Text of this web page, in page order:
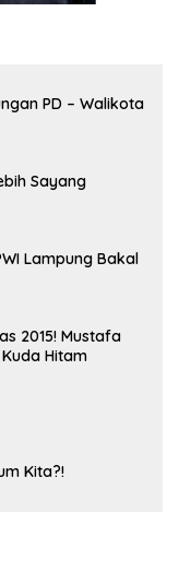
PD – Walikota
Sayang
Lampung Bakal
2015! Mustafa
Hitam
Kita?!